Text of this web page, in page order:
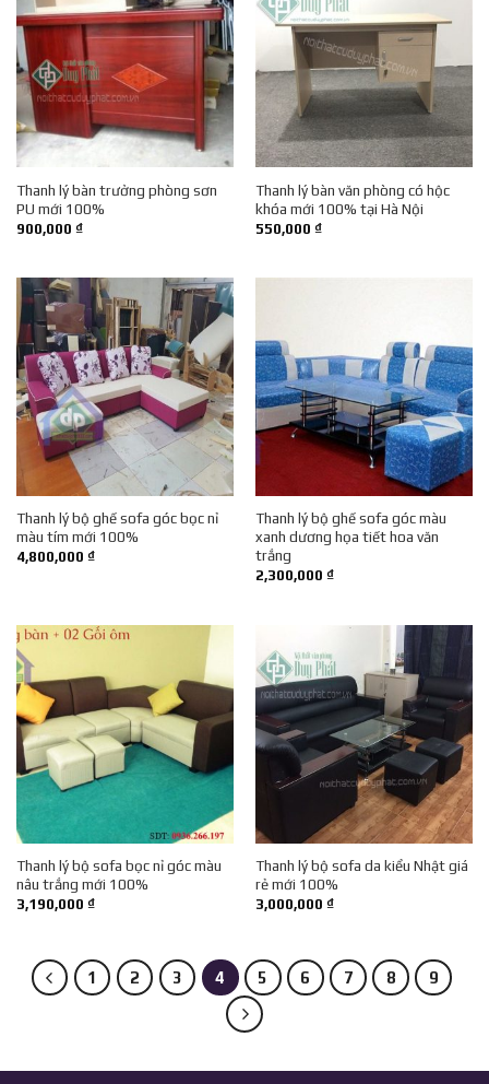
Thanh lý bàn trưởng phòng sơn
PU mới 100%
900,000 ₫
Thanh lý bàn văn phòng có hộc
khóa mới 100% tại Hà Nội
550,000 ₫
Thanh lý bộ ghế sofa góc bọc nỉ
màu tím mới 100%
4,800,000 ₫
Thanh lý bộ ghế sofa góc màu
xanh dương họa tiết hoa văn
trắng
2,300,000 ₫
Thanh lý bộ sofa bọc nỉ góc màu
nâu trắng mới 100%
3,190,000 ₫
Thanh lý bộ sofa da kiểu Nhật giá
rẻ mới 100%
3,000,000 ₫
1 2 3 4 5 6 7 8 9